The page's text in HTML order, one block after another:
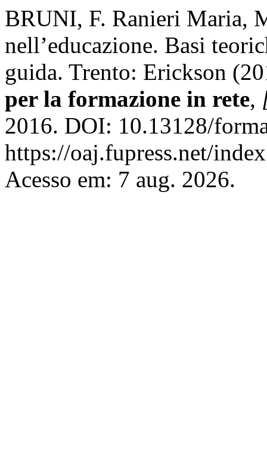
BRUNI, F. Ranieri Maria,
nell’educazione. Basi
guida. Trento: Erickson
per la formazione in rete,
2016. DOI: 10.13128/
https://oaj.fupress.net/
Acesso em: 7 aug. 2026.